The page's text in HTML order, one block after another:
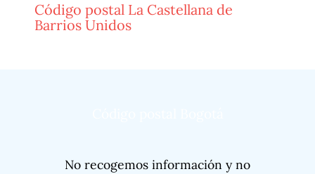
Código postal La Castellana de
Barrios Unidos
No recogemos información y no